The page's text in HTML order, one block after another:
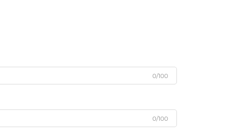
0/100
0/100